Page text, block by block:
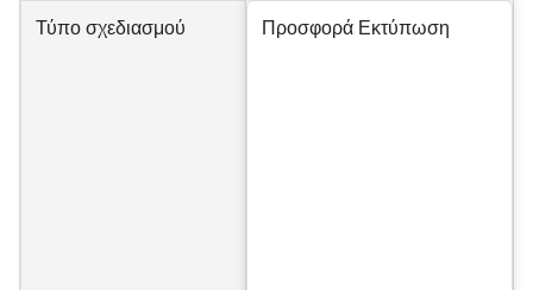
Τύπο σχεδιασμού Προσφορά Εκτύπωση